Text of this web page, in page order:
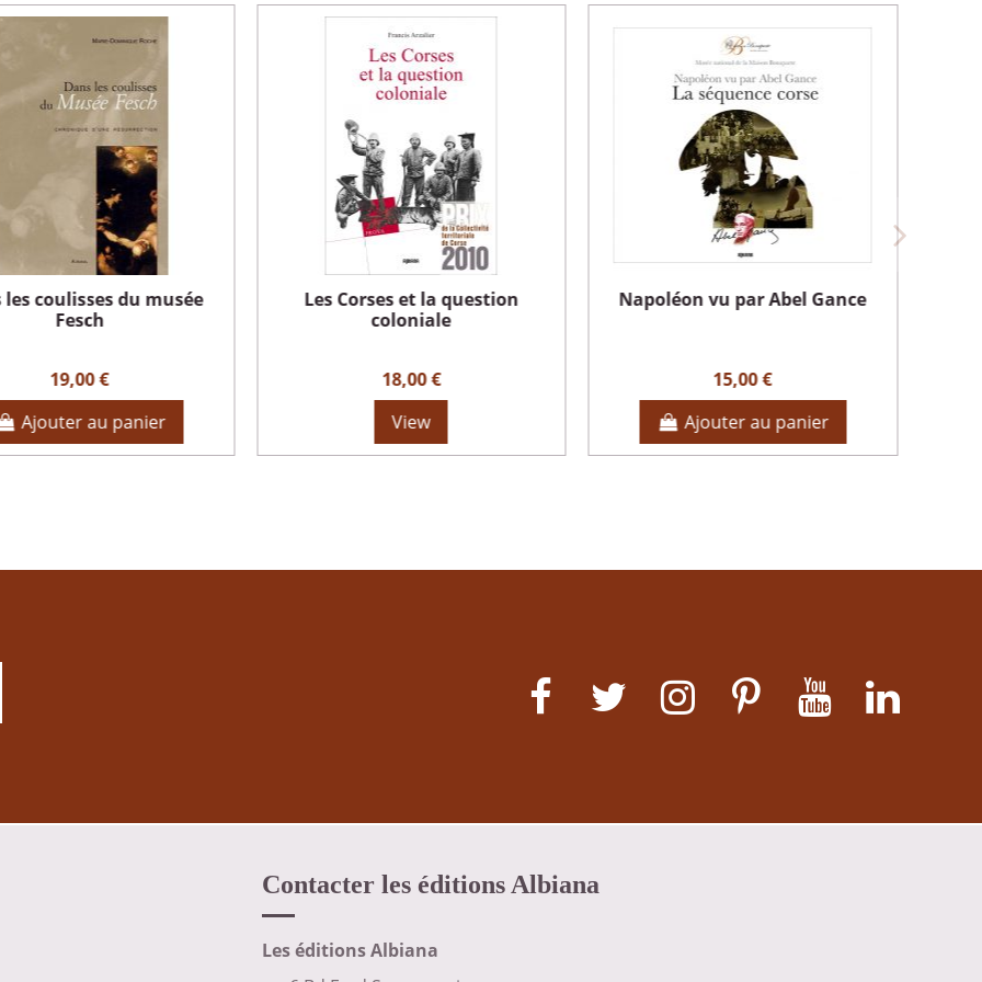
les coulisses du musée
Fesch
19,00 €
Ajouter au panier
Les Corses et la question
coloniale
18,00 €
View
Napoléon vu par Abel Gance
15,00 €
Ajouter au panier
Contacter les éditions Albiana
Les éditions Albiana